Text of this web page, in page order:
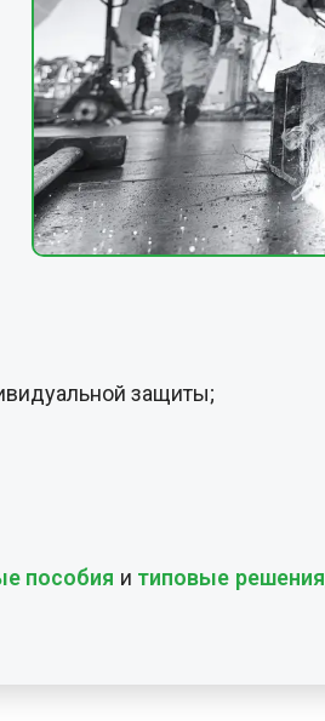
защиты;
пособия и типовые решения